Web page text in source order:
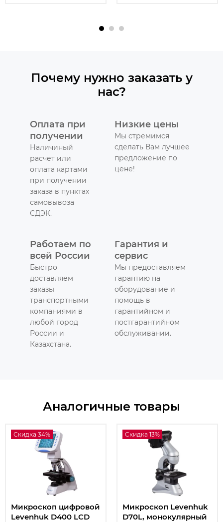
Почему нужно заказать у
нас?
Оплата при
получении
Наличиный
расчет или
оплата картами
при получении
заказа в пунктах
самовывоза
СДЭК.
Низкие цены
Мы стремимся
сделать Вам лучшее
предложение по
цене!
Работаем по
всей России
Быстро
доставляем
заказы
транспортными
компаниями в
любой город
России и
Казахстана.
Гарантия и
сервис
Мы предоставляем
гарантию на
оборудование и
помощь в
гарантийном и
постгарантийном
обслуживании.
Аналогичные товары
Скидка 34%
Микроскоп цифровой
Levenhuk D400 LCD
Скидка 13%
Микроскоп Levenhuk
D70L, монокулярный